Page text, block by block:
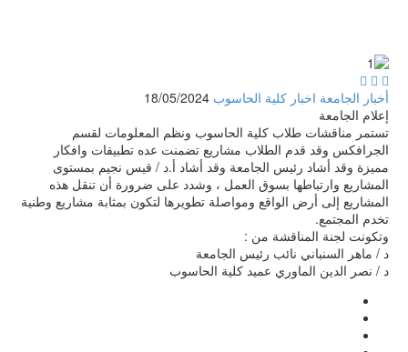
  
أخبار الجامعة اخبار كلية الحاسوب 18/05/2024
إعلام الجامعة
تستمر مناقشات طلاب كلية الحاسوب ونظم المعلومات لقسم
الجرافكس وقد قدم الطلاب مشاريع تضمنت عده تطبيقات وافكار
مميزة وقد أشاد رئيس الجامعة وقد أشاد أ.د / قيس نجيم بمستوى
المشاريع وارتباطها بسوق العمل ، وشدد على ضرورة أن تنقل هذه
المشاريع إلى أرض الواقع ومواصلة تطويرها لتكون بمثابة مشاريع وطنية
تخدم المجتمع.
وتكونت لجنة المناقشة من :
د / ماهر السنباني نائب رئيس الجامعة
د / نصر الدين الماوري عميد كلية الحاسوب